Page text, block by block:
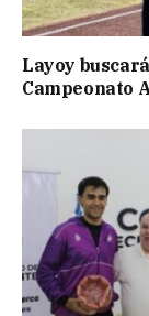
Layoy
Campeonato